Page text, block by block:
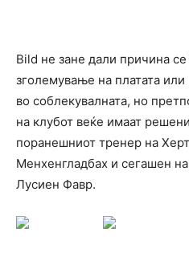
Bild не зане дали причина
зголемување на платата или
во соблекувалната, но
на клубот веќе имаат
поранешниот тренер на
Менхенгладбах и сегашен
Лусиен Фавр.